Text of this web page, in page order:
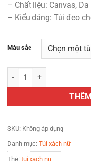
– Chất liệu: Canvas, Da
– Kiểu dáng: Túi đeo
Màu sắc
Túi xách nữ ZERBAG
SKU: Không áp dụng
Danh mục: Túi xách nữ
Thẻ: tui xach nu